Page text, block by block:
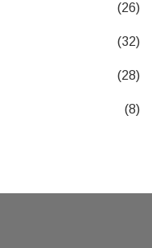
(26)
(32)
(28)
(8)